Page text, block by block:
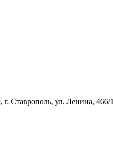
Ставрополь, ул. Ленина, 466/1